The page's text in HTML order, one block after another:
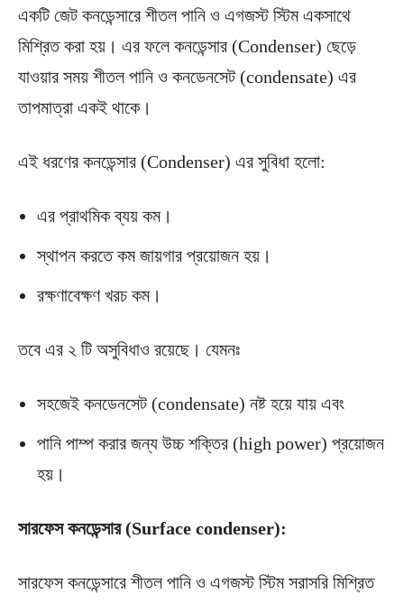
একটি জেট কনডেন্সারে শীতল পানি ও এগজস্ট স্টিম একসাথে
মিশ্রিত করা হয়। এর ফলে কনডেন্সার (Condenser) ছেড়ে
যাওয়ার সময় শীতল পানি ও কনডেনসেট (condensate) এর
তাপমাত্রা একই থাকে।
এই ধরণের কনডেন্সার (Condenser) এর সুবিধা হলো:
এর প্রাথমিক ব্যয় কম।
স্থাপন করতে কম জায়গার প্রয়োজন হয়।
রক্ষণাবেক্ষণ খরচ কম।
তবে এর ২ টি অসুবিধাও রয়েছে। যেমনঃ
সহজেই কনডেনসেট (condensate) নষ্ট হয়ে যায় এবং
পানি পাম্প করার জন্য উচ্চ শক্তির (high power) প্রয়োজন
হয়।
সারফেস কনডেন্সার (Surface condenser):
সারফেস কনডেন্সারে শীতল পানি ও এগজস্ট স্টিম সরাসরি মিশ্রিত